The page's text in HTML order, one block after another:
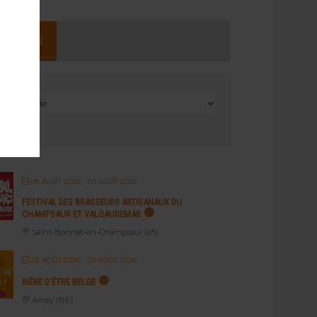
08 AOÛT 2026 - 09 AOÛT 2026
FESTIVAL DES BRASSEURS ARTISANAUX DU
CHAMPSAUR ET VALGAUDEMAR
Saint-Bonnet-en-Champsaur (05)
22 AOÛT 2026 - 23 AOÛT 2026
BIÈRE D’ÊTRE BELGE
Amay (BE)